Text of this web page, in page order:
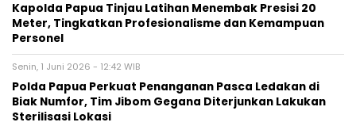
Kapolda Papua Tinjau Latihan Menembak Presisi 20
Meter, Tingkatkan Profesionalisme dan Kemampuan
Personel
Senin, 1 Juni 2026 - 12:42 WIB
Polda Papua Perkuat Penanganan Pasca Ledakan di
Biak Numfor, Tim Jibom Gegana Diterjunkan Lakukan
Sterilisasi Lokasi